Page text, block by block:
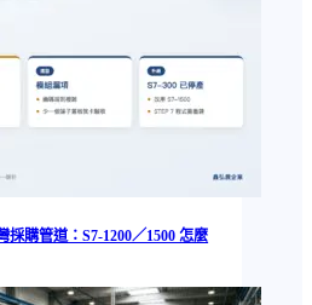
購管道：S7-1200／1500 怎麼